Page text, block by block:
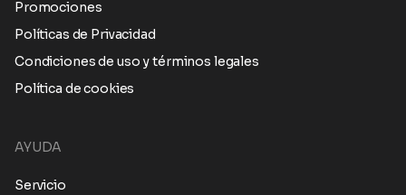
Promociones
Políticas de Privacidad
Condiciones de uso y términos legales
Política de cookies
AYUDA
Servicio